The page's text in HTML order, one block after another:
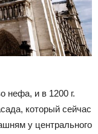
нефа, и в 1200 г.
который сейчас
у центрального